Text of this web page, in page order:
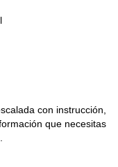
de duración, sin
y un día para la
revisar un
o en cabeza.
de escalada en
encantados de
juntos!
con instrucción,
que necesitas